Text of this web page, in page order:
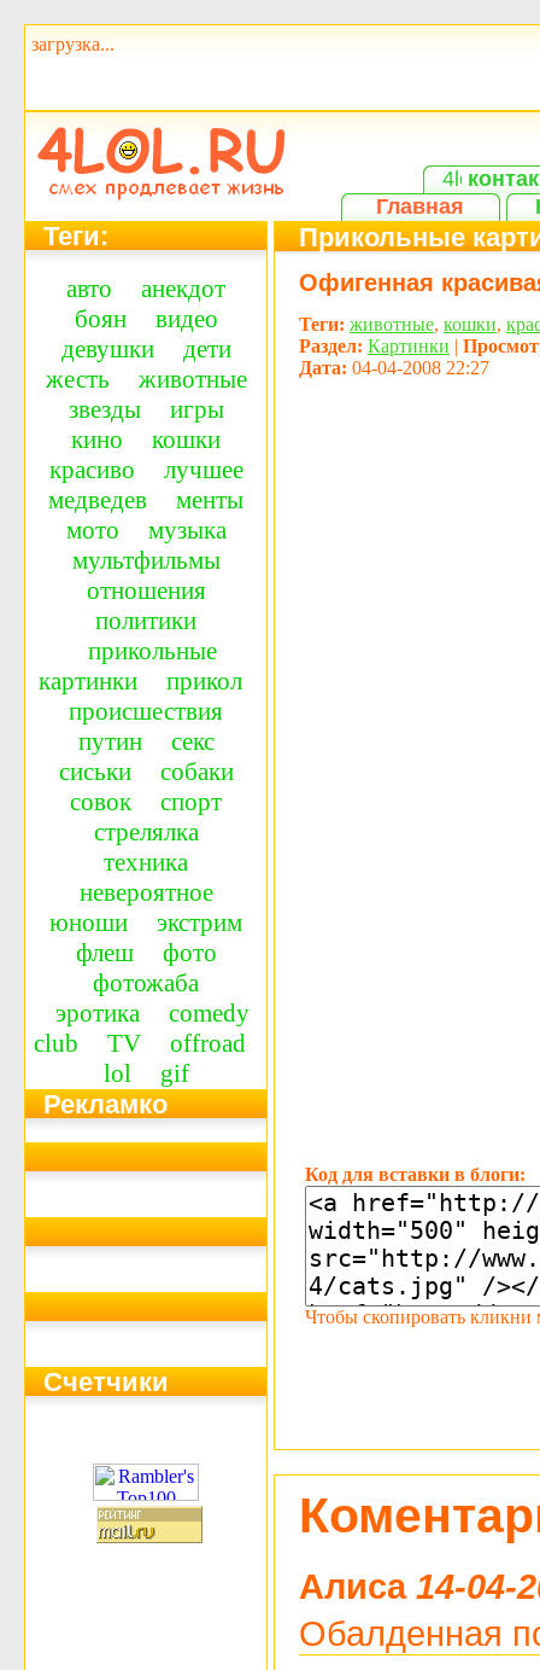
загрузка...
Главная
Теги:
авто
анекдот
боян
видео
девушки
дети
жесть
животные
звезды
игры
кино
кошки
красиво
лучшее
медведев
менты
мото
музыка
мультфильмы
отношения
политики
прикольные
картинки
прикол
происшествия
путин
секс
сиськи
собаки
совок
спорт
стрелялка
техника
невероятное
юноши
экстрим
флеш
фото
фотожаба
эротика
сomedy
сlub
TV
offroad
lol
gif
Рекламко
Счетчики
Прикольные
Офигенная
Теги: животные, кошки,
Раздел: Картинки |
Дата: 04-04-2008 22:27
Код для вставки в блоги:
Чтобы скопировать
Алиса 14-04-
Обалденная